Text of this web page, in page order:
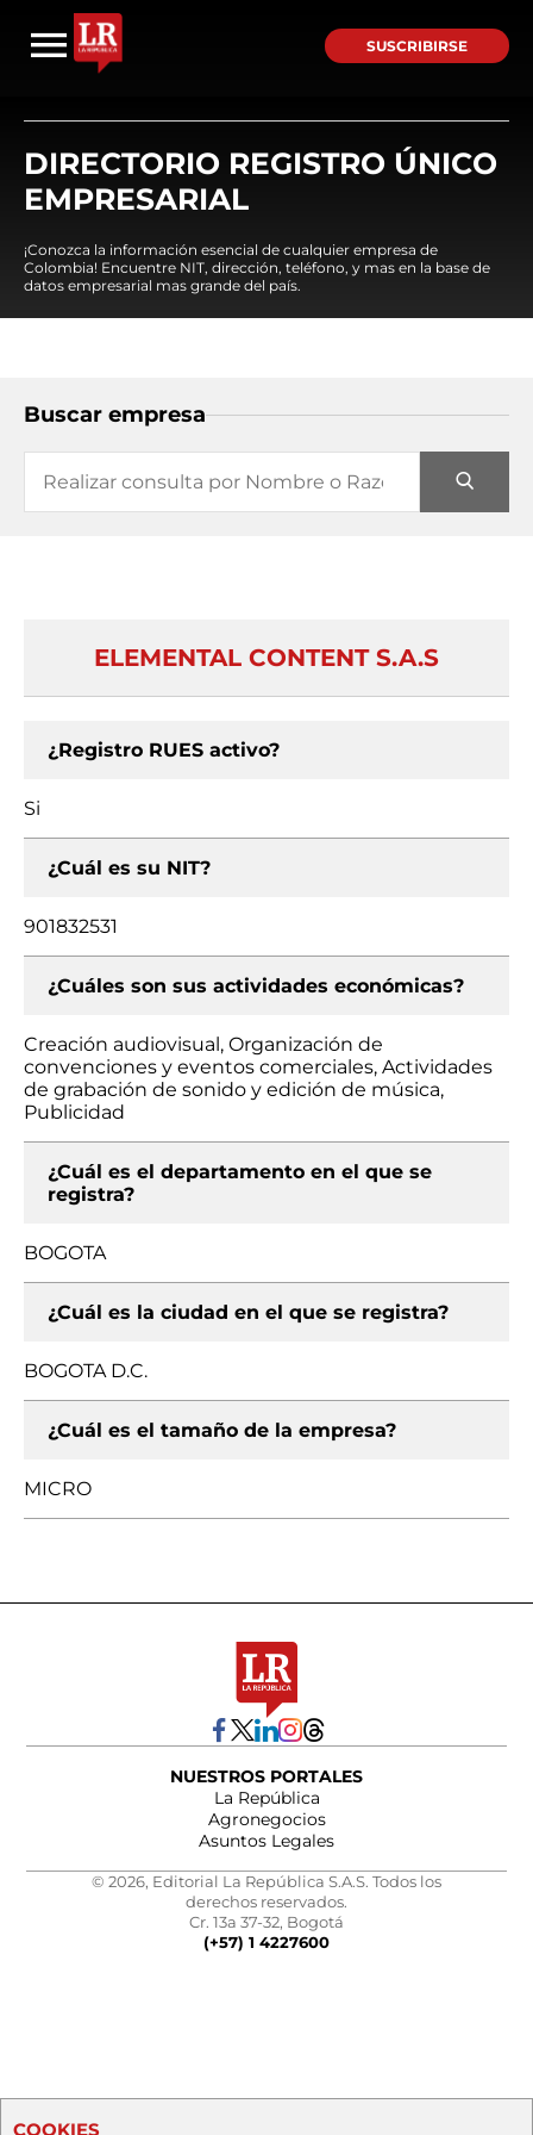
SUSCRIBIRSE
DIRECTORIO REGISTRO ÚNICO
EMPRESARIAL
¡Conozca la información esencial de cualquier empresa de
Colombia! Encuentre NIT, dirección, teléfono, y mas en la base de
datos empresarial mas grande del país.
Buscar empresa
ELEMENTAL CONTENT S.A.S
¿Registro RUES activo?
Si
¿Cuál es su NIT?
901832531
¿Cuáles son sus actividades económicas?
Creación audiovisual, Organización de
convenciones y eventos comerciales, Actividades
de grabación de sonido y edición de música,
Publicidad
¿Cuál es el departamento en el que se
registra?
BOGOTA
¿Cuál es la ciudad en el que se registra?
BOGOTA D.C.
¿Cuál es el tamaño de la empresa?
MICRO
NUESTROS PORTALES
La República
Agronegocios
Asuntos Legales
© 2026, Editorial La República S.A.S. Todos los
derechos reservados.
Cr. 13a 37-32, Bogotá
(+57) 1 4227600
COOKIES